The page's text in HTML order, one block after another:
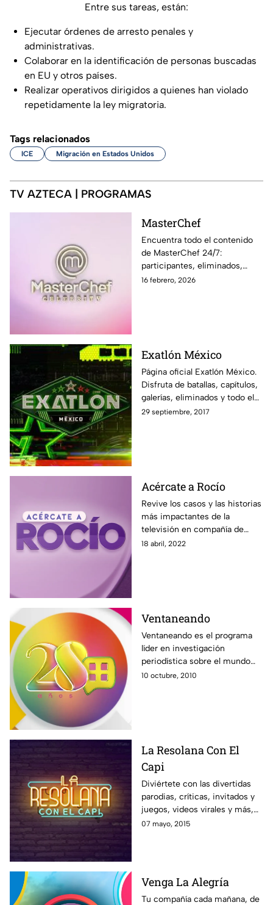
Entre sus tareas, están:
Ejecutar órdenes de arresto penales y
administrativas.
Colaborar en la identificación de personas buscadas
en EU y otros países.
Realizar operativos dirigidos a quienes han violado
repetidamente la ley migratoria.
Tags relacionados
ICE Migración en Estados Unidos
TV AZTECA | PROGRAMAS
MasterChef
Encuentra todo el contenido
de MasterChef 24/7:
participantes, eliminados,
momentos exclusivos, últimas
16 febrero, 2026
Exatlón México
Página oficial Exatlón México.
Disfruta de batallas, capítulos,
galerías, eliminados y todo el
contenido exclusivo fuera de la
29 septiembre, 2017
Acércate a Rocío
Revive los casos y las historias
más impactantes de la
televisión en compañía de
Rocío Sánchez Azuara y su
18 abril, 2022
Ventaneando
Ventaneando es el programa
líder en investigación
periodística sobre el mundo
del espectáculo. Noticias,
10 octubre, 2010
La Resolana Con El
Capi
Diviértete con las divertidas
parodias, críticas, invitados y
juegos, videos virales y más,
con el estilo único de El Capi
07 mayo, 2015
Venga La Alegría
Tu compañía cada mañana, de